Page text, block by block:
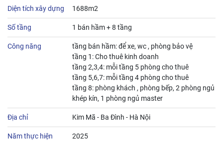
Diện tích xây dựng 1688m2
Số tầng 1 bán hầm + 8 tầng
Công năng
tầng bán hầm: để xe, wc , phòng bảo vệ
tầng 1: Cho thuê kinh doanh
tầng 2,3,4: mỗi tầng 5 phòng cho thuê
tầng 5,6,7: mỗi tầng 4 phòng cho thuê
tầng 8: phòng khách , phòng bếp, 2 phòng ngủ
khép kín, 1 phòng ngủ master
Địa chỉ Kim Mã - Ba Đình - Hà Nội
Năm thực hiện 2025